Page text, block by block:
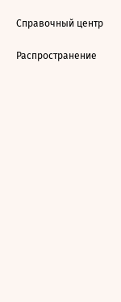
Справочный центр
Распространение